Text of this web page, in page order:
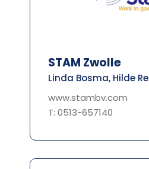
STAM Zwolle
Linda Bosma, Hilde
www.stambv.com
T: 0513-657140